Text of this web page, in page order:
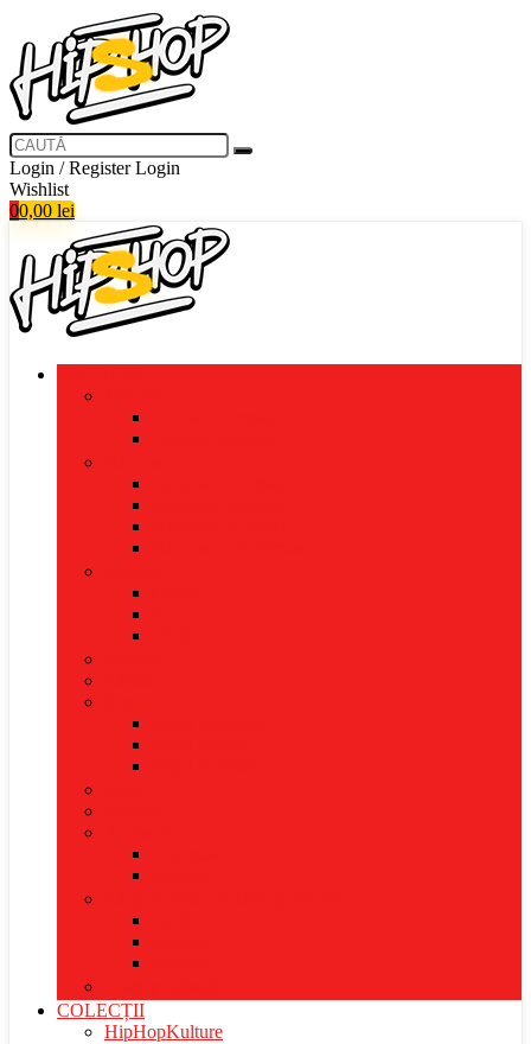
Login / Register Login
Wishlist
00,00 lei
COLECȚII
HipHopKulture